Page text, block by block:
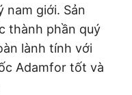
nam giới. Sản
thành phần quý
lành tính với
Adamfor tốt và